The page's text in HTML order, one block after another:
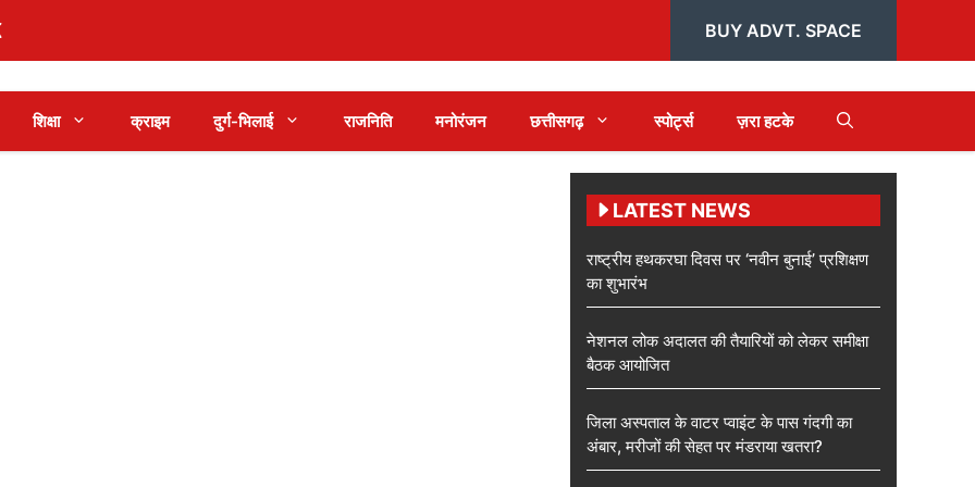
BUY ADVT. SPACE
शिक्षा क्राइम दुर्ग-भिलाई राजनिति मनोरंजन छत्तीसगढ़ स्पोर्ट्स ज़रा हटके
LATEST NEWS
राष्ट्रीय हथकरघा दिवस पर ‘नवीन बुनाई’ प्रशिक्षण
का शुभारंभ
नेशनल लोक अदालत की तैयारियों को लेकर समीक्षा
बैठक आयोजित
जिला अस्पताल के वाटर प्वाइंट के पास गंदगी का
अंबार, मरीजों की सेहत पर मंडराया खतरा?